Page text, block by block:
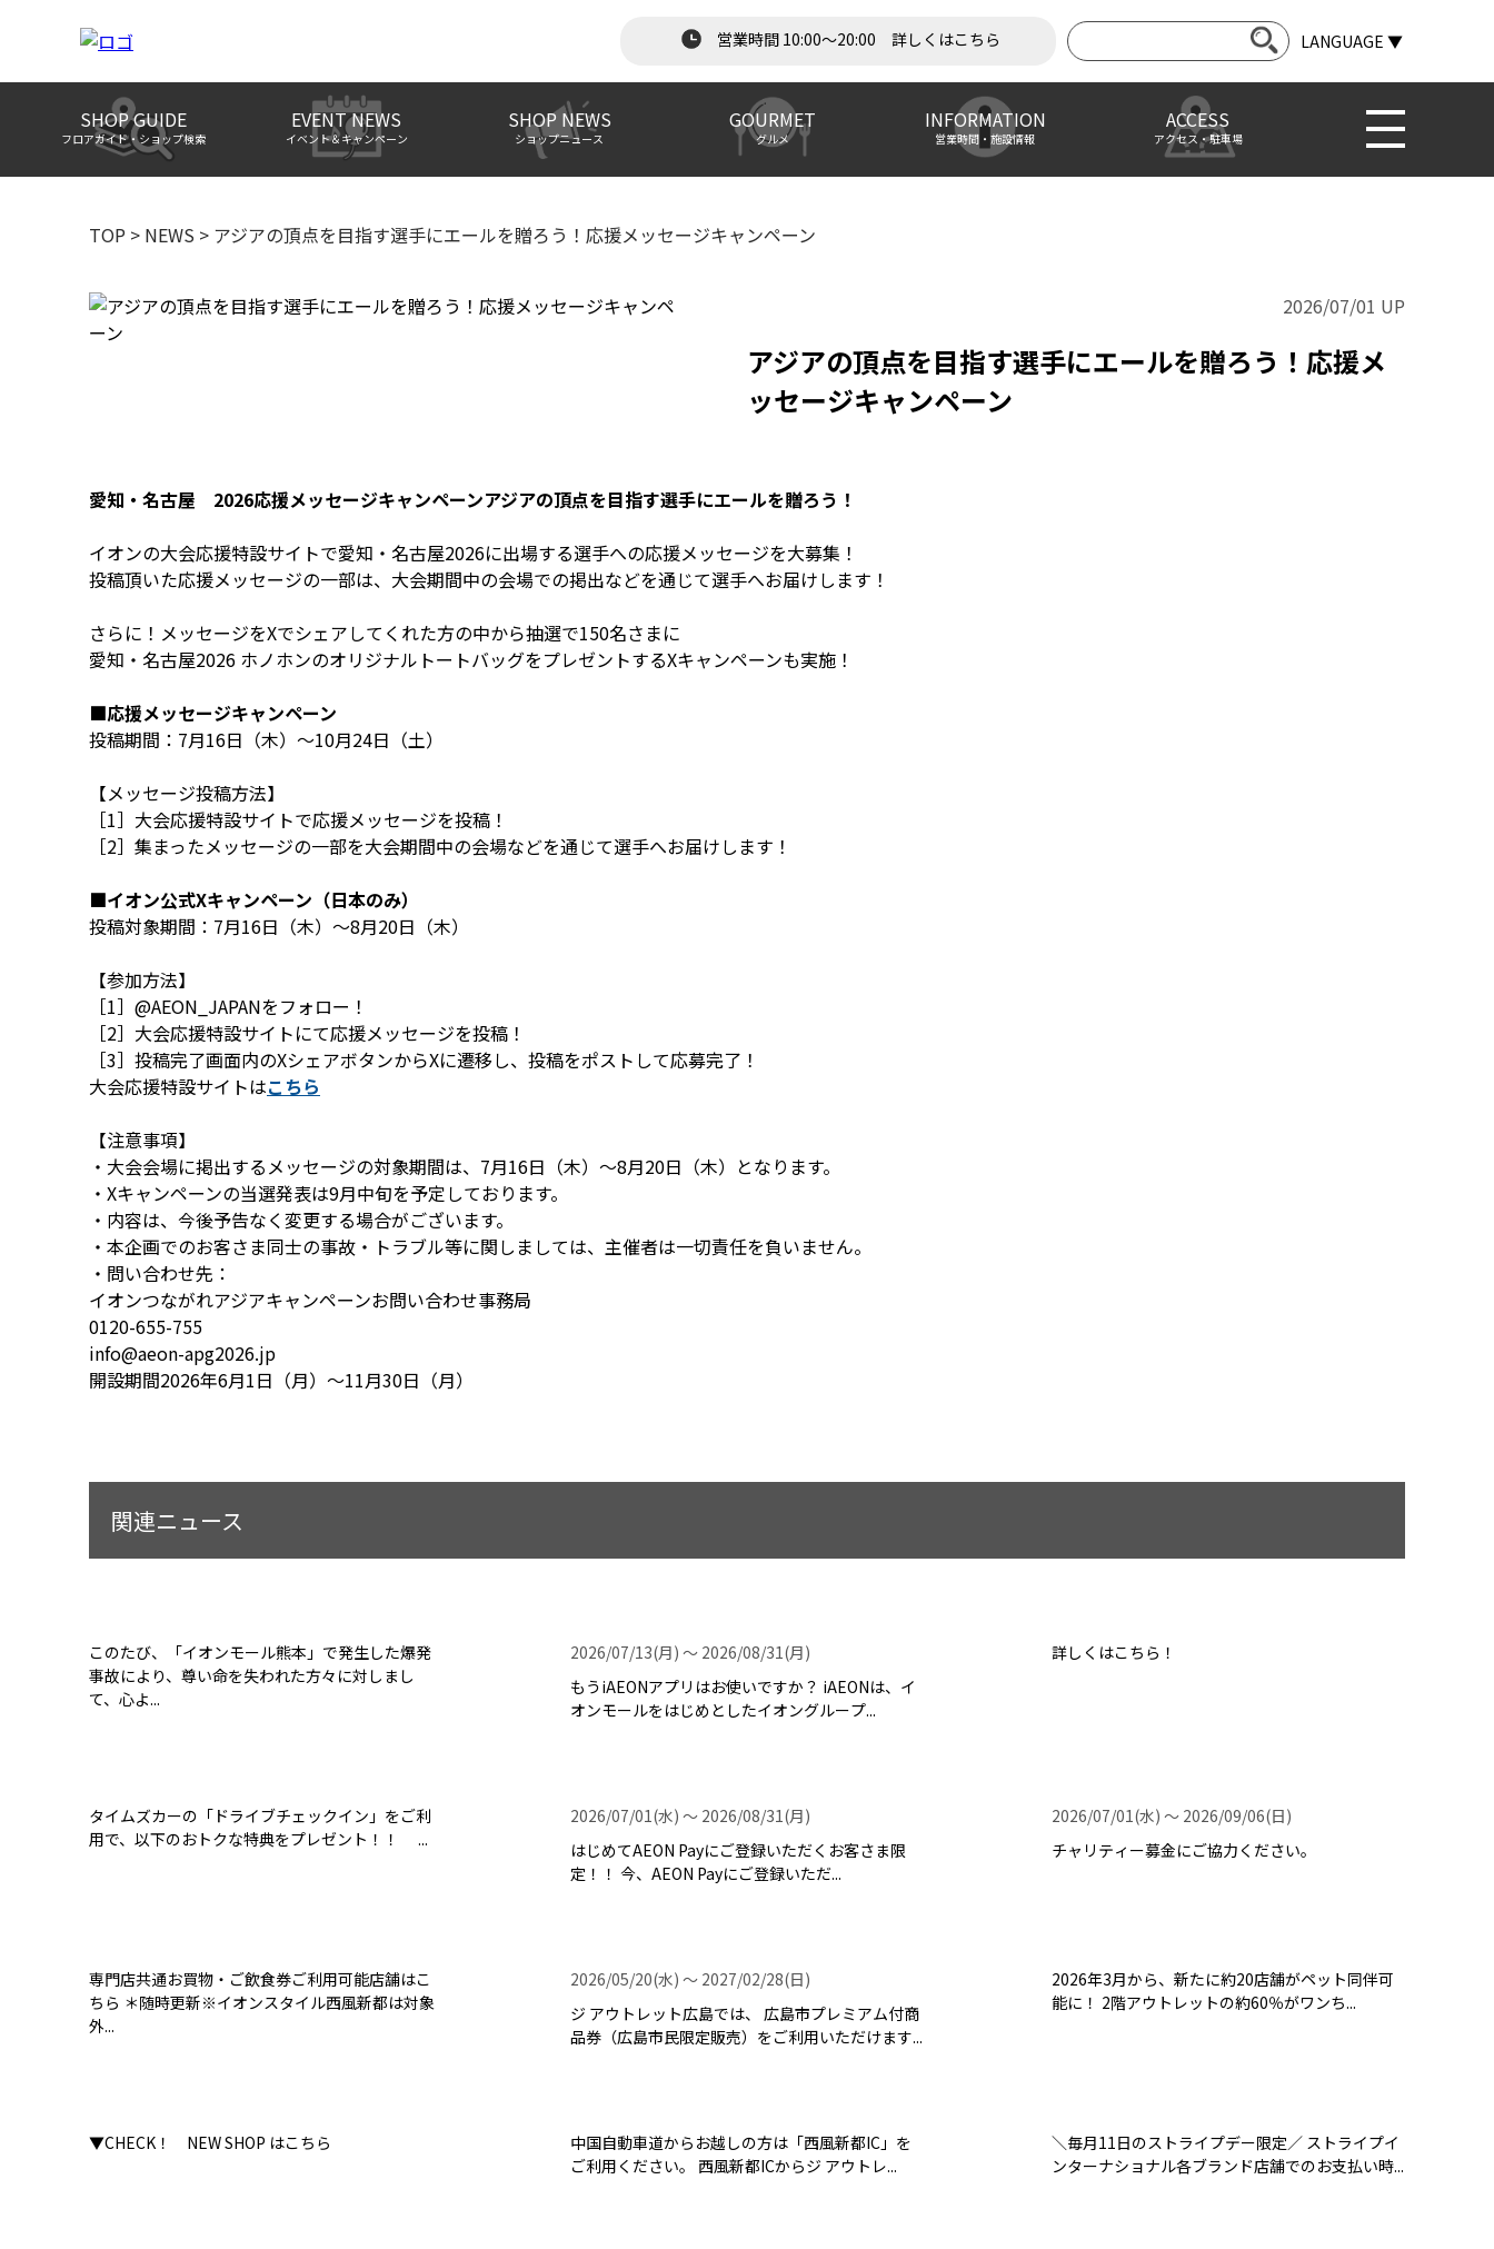
営業時間 10:00～20:00 詳しくはこちら LANGUAGE ▼
SHOP GUIDE
フロアガイド・ショップ検索
EVENT NEWS
イベント＆キャンペーン
SHOP NEWS
ショップニュース
GOURMET
グルメ
INFORMATION
営業時間・施設情報
ACCESS
アクセス・駐車場
TOP > NEWS > アジアの頂点を目指す選手にエールを贈ろう！応援メッセージキャンペーン
2026/07/01 UP
アジアの頂点を目指す選手にエールを贈ろう！応援メ
ッセージキャンペーン
愛知・名古屋 2026応援メッセージキャンペーンアジアの頂点を目指す選手にエールを贈ろう！
イオンの大会応援特設サイトで愛知・名古屋2026に出場する選手への応援メッセージを大募集！
投稿頂いた応援メッセージの一部は、大会期間中の会場での掲出などを通じて選手へお届けします！
さらに！メッセージをXでシェアしてくれた方の中から抽選で150名さまに
愛知・名古屋2026 ホノホンのオリジナルトートバッグをプレゼントするXキャンペーンも実施！
■応援メッセージキャンペーン
投稿期間：7月16日（木）～10月24日（土）
【メッセージ投稿方法】
［1］大会応援特設サイトで応援メッセージを投稿！
［2］集まったメッセージの一部を大会期間中の会場などを通じて選手へお届けします！
■イオン公式Xキャンペーン（日本のみ）
投稿対象期間：7月16日（木）～8月20日（木）
【参加方法】
［1］@AEON_JAPANをフォロー！
［2］大会応援特設サイトにて応援メッセージを投稿！
［3］投稿完了画面内のXシェアボタンからXに遷移し、投稿をポストして応募完了！
大会応援特設サイトはこちら
【注意事項】
・大会会場に掲出するメッセージの対象期間は、7月16日（木）～8月20日（木）となります。
・Xキャンペーンの当選発表は9月中旬を予定しております。
・内容は、今後予告なく変更する場合がございます。
・本企画でのお客さま同士の事故・トラブル等に関しましては、主催者は一切責任を負いません。
・問い合わせ先：
イオンつながれアジアキャンペーンお問い合わせ事務局
0120-655-755
info@aeon-apg2026.jp
開設期間2026年6月1日（月）～11月30日（月）
関連ニュース
このたび、「イオンモール熊本」で発生した爆発
事故により、尊い命を失われた方々に対しまし
て、心よ...
2026/07/13(月) 〜 2026/08/31(月)
もうiAEONアプリはお使いですか？ iAEONは、イ
オンモールをはじめとしたイオングループ...
詳しくはこちら！
タイムズカーの「ドライブチェックイン」をご利
用で、以下のおトクな特典をプレゼント！！ ...
2026/07/01(水) 〜 2026/08/31(月)
はじめてAEON Payにご登録いただくお客さま限
定！！ 今、AEON Payにご登録いただ...
2026/07/01(水) 〜 2026/09/06(日)
チャリティー募金にご協力ください。
専門店共通お買物・ご飲食券ご利用可能店舗はこ
ちら ＊随時更新※イオンスタイル西風新都は対象
外...
2026/05/20(水) 〜 2027/02/28(日)
ジ アウトレット広島では、 広島市プレミアム付商
品券（広島市民限定販売）をご利用いただけます...
2026年3月から、新たに約20店舗がペット同伴可
能に！ 2階アウトレットの約60％がワンち...
▼CHECK！ NEW SHOP はこちら
中国自動車道からお越しの方は「西風新都IC」を
ご利用ください。 西風新都ICからジ アウトレ...
＼毎月11日のストライプデー限定／ ストライプイ
ンターナショナル各ブランド店舗でのお支払い時...